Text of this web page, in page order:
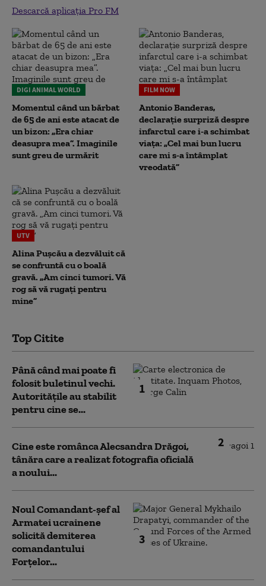
Descarcă aplicația Pro FM
DIGI ANIMAL WORLD
Momentul când un bărbat
de 65 de ani este atacat de
un bizon: „Era chiar
deasupra mea”. Imaginile
sunt greu de urmărit
FILM NOW
Antonio Banderas,
declarație surpriză despre
infarctul care i-a schimbat
viața: „Cel mai bun lucru
care mi s-a întâmplat
vreodată”
UTV
Alina Pușcău a dezvăluit că
se confruntă cu o boală
gravă. „Am cinci tumori. Vă
rog să vă rugați pentru
mine”
Top Citite
1
Până când mai poate fi
folosit buletinul vechi.
Autoritățile au stabilit
pentru cine se...
2
Cine este românca Alecsandra Drăgoi,
tânăra care a realizat fotografia oficială
a noului...
3
Noul Comandant-șef al
Armatei ucrainene
solicită demiterea
comandantului
Forțelor...